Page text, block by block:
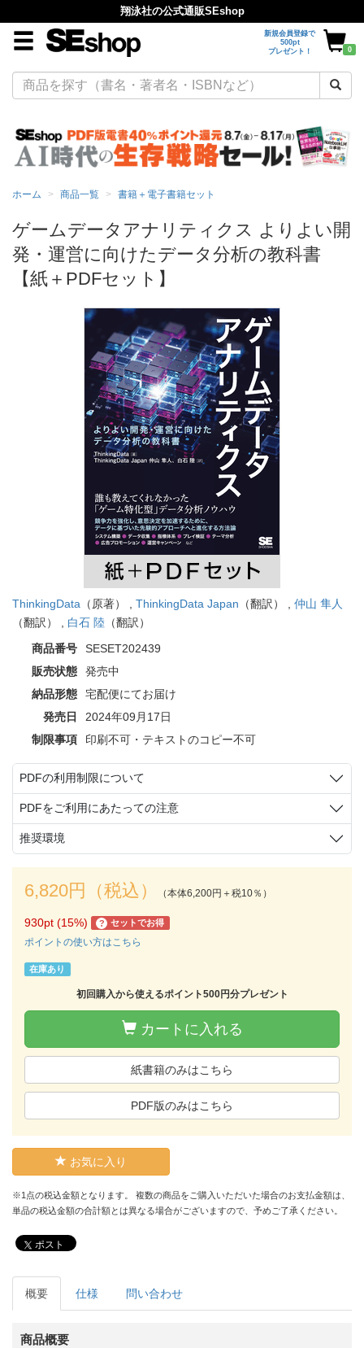
翔泳社の公式通販SEshop
新規会員登録で
500pt
プレゼント！
0
ホーム 商品一覧 書籍＋電子書籍セット
ゲームデータアナリティクス よりよい開
発・運営に向けたデータ分析の教科書
【紙＋PDFセット】
ThinkingData （原著） , ThinkingData Japan （翻訳） , 仲山 隼人
（翻訳） , 白石 陸 （翻訳）
商品番号
SESET202439
販売状態
発売中
納品形態
宅配便にてお届け
発売日
2024年09月17日
制限事項
印刷不可・テキストのコピー不可
PDFの利用制限について
PDFをご利用にあたっての注意
推奨環境
6,820円（税込） （本体6,200円＋税10％）
930pt (15%) ? セットでお得
ポイントの使い方はこちら
在庫あり
初回購入から使えるポイント500円分プレゼント
カートに入れる
紙書籍のみはこちら
PDF版のみはこちら
お気に入り
※1点の税込金額となります。 複数の商品をご購入いただいた場合のお支払金額は、
単品の税込金額の合計額とは異なる場合がございますので、予めご了承ください。
ポスト
概要 仕様 問い合わせ
商品概要